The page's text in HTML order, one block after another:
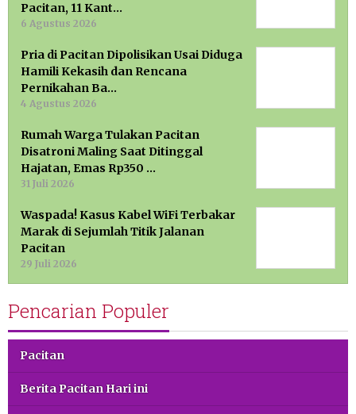
Pacitan, 11 Kant…
6 Agustus 2026
Pria di Pacitan Dipolisikan Usai Diduga
Hamili Kekasih dan Rencana
Pernikahan Ba…
4 Agustus 2026
Rumah Warga Tulakan Pacitan
Disatroni Maling Saat Ditinggal
Hajatan, Emas Rp350 …
31 Juli 2026
Waspada! Kasus Kabel WiFi Terbakar
Marak di Sejumlah Titik Jalanan
Pacitan
29 Juli 2026
Pencarian Populer
Pacitan
Berita Pacitan Hari ini